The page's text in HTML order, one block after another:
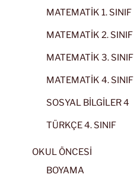
MATEMATİK 1. SINIF
MATEMATİK 2. SINIF
MATEMATİK 3. SINIF
MATEMATİK 4. SINIF
SOSYAL BİLGİLER 4
TÜRKÇE 4. SINIF
OKUL ÖNCESİ
BOYAMA